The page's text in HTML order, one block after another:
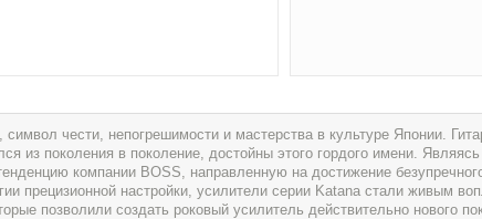
чести, непогрешимости и мастерства в культуре Японии.
из поколения в поколение, достойны этого гордого имени.
компании BOSS, направленную на достижение
прецизионной настройки, усилители серии Katana стали живым
позволили создать роковый усилитель действительно нового